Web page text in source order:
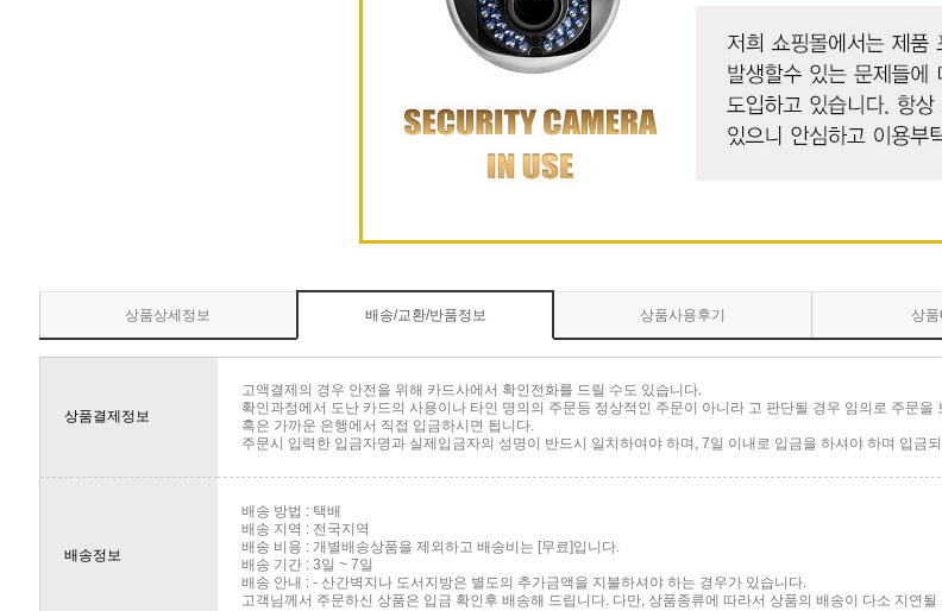
상품상세정보 배송/교환/반품정보 상품사용후기 상
상품결제정보
고액결제의 경우 안전을 위해 카드사에서 확인전화를 드릴 수도 있습니다.
확인과정에서 도난 카드의 사용이나 타인 명의의 주문등 정상적인 주문이 아니라 고 판단될 경우 임의로 주문
혹은 가까운 은행에서 직접 입금하시면 됩니다.
주문시 입력한 입금자명과 실제입금자의 성명이 반드시 일치하여야 하며, 7일 이내로 입금을 하셔야 하며 입금
배송정보
배송 방법 : 택배
배송 지역 : 전국지역
배송 비용 : 개별배송상품을 제외하고 배송비는 [무료]입니다.
배송 기간 : 3일 ~ 7일
배송 안내 : - 산간벽지나 도서지방은 별도의 추가금액을 지불하셔야 하는 경우가 있습니다.
고객님께서 주문하신 상품은 입금 확인후 배송해 드립니다. 다만, 상품종류에 따라서 상품의 배송이 다소 지연될